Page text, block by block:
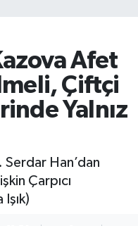
Afet
Çiftçi
Yalnız
Serdar Han’dan
Çarpıcı